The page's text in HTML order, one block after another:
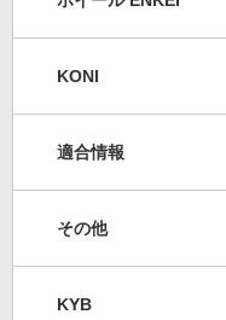
KONI
適合情報
その他
KYB